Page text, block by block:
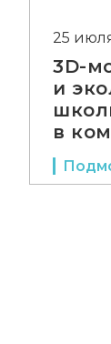
25
3D-
и
в